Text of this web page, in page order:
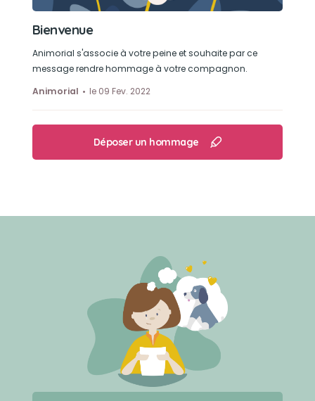
Créer un mémorial
Bienvenue
Animorial s'associe à votre peine et souhaite par ce
message rendre hommage à votre compagnon.
Animorial
le 09 Fev. 2022
Déposer un hommage